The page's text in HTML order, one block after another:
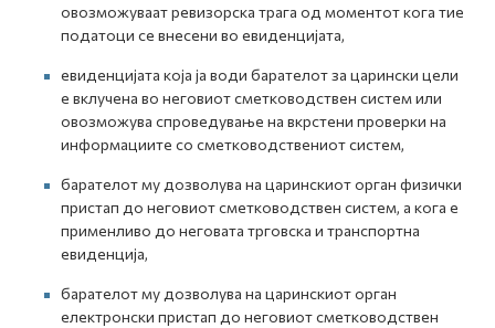
овозможуваат ревизорска трага од моментот кога тие
податоци се внесени во евиденцијата,
евиденцијата која ја води барателот за царински цели
е вклучена во неговиот сметководствен систем или
овозможува спроведување на вкрстени проверки на
информациите со сметководствениот систем,
барателот му дозволува на царинскиот орган физички
пристап до неговиот сметководствен систем, а кога е
применливо до неговата трговска и транспортна
евиденција,
барателот му дозволува на царинскиот орган
електронски пристап до неговиот сметководствен